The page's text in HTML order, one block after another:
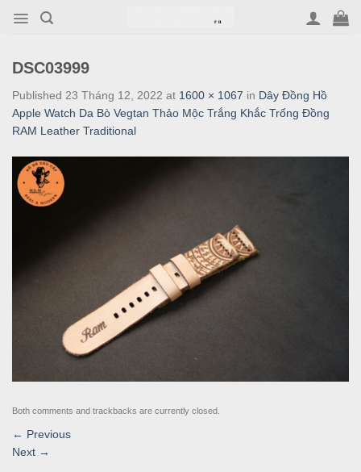
DSC03999
Published 23 Tháng 12, 2022 at 1600 × 1067 in Dây Đồng Hồ
Apple Watch Da Bò Vegtan Thảo Mộc Trắng Khắc Trống Đồng
RAM Leather Traditional
Both comments and trackbacks are currently closed.
← Previous
Next →